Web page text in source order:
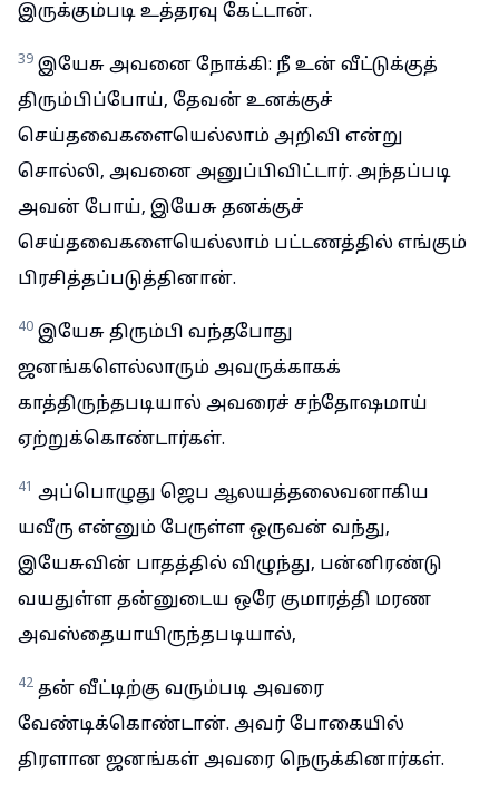
இருக்கும்படி உத்தரவு கேட்டான்.
39 இயேசு அவனை நோக்கி: நீ உன் வீட்டுக்குத்
திரும்பிப்போய், தேவன் உனக்குச்
செய்தவைகளையெல்லாம் அறிவி என்று
சொல்லி, அவனை அனுப்பிவிட்டார். அந்தப்படி
அவன் போய், இயேசு தனக்குச்
செய்தவைகளையெல்லாம் பட்டணத்தில் எங்கும்
பிரசித்தப்படுத்தினான்.
40 இயேசு திரும்பி வந்தபோது
ஜனங்களெல்லாரும் அவருக்காகக்
காத்திருந்தபடியால் அவரைச் சந்தோஷமாய்
ஏற்றுக்கொண்டார்கள்.
41 அப்பொழுது ஜெப ஆலயத்தலைவனாகிய
யவீரு என்னும் பேருள்ள ஒருவன் வந்து,
இயேசுவின் பாதத்தில் விழுந்து, பன்னிரண்டு
வயதுள்ள தன்னுடைய ஒரே குமாரத்தி மரண
அவஸ்தையாயிருந்தபடியால்,
42 தன் வீட்டிற்கு வரும்படி அவரை
வேண்டிக்கொண்டான். அவர் போகையில்
திரளான ஜனங்கள் அவரை நெருக்கினார்கள்.